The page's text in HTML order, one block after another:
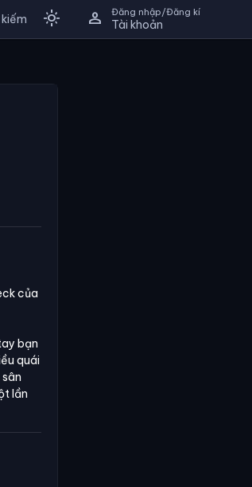
light_mode person Đăng nhập/Đăng kí
Tài khoản
của
bạn
quái
lần